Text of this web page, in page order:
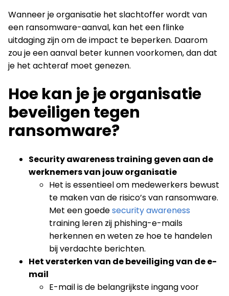
Wanneer je organisatie het slachtoffer wordt van
een ransomware-aanval, kan het een flinke
uitdaging zijn om de impact te beperken. Daarom
zou je een aanval beter kunnen voorkomen, dan dat
je het achteraf moet genezen.
Hoe kan je je organisatie
beveiligen tegen
ransomware?
Security awareness training geven aan de
werknemers van jouw organisatie
Het is essentieel om medewerkers bewust
te maken van de risico’s van ransomware.
Met een goedesecurity awareness
training leren zij phishing-e-mails
herkennen en weten ze hoe te handelen
bij verdachte berichten.
Het versterken van de beveiliging van de e-
mail
E-mail is de belangrijkste ingang voor